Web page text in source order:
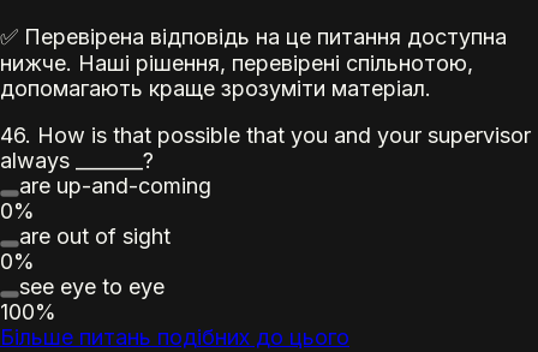
✅ Перевірена відповідь на це питання доступна
нижче. Наші рішення, перевірені спільнотою,
допомагають краще зрозуміти матеріал.
46. How is that possible that you and your supervisor
always _______?
are up-and-coming
0%
are out of sight
0%
see eye to eye
100%
Більше питань подібних до цього